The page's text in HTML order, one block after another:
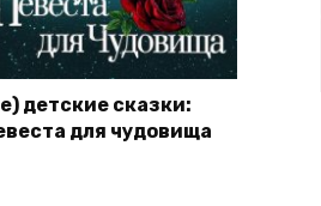
детские сказки:
для чудовища